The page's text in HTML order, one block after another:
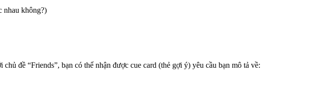
nhau không?)
đề “Friends”, bạn có thể nhận được cue card (thẻ gợi ý) yêu cầu bạn mô tả về: